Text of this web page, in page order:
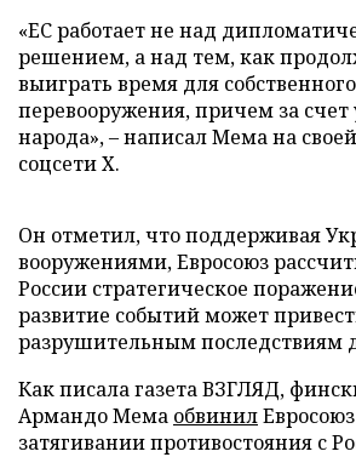
«ЕС работает не над
решением, а над тем, как
выиграть время для собственного
перевооружения, причем за счет
народа», – написал Мема на
соцсети Х.
Он отметил, что поддерживая
вооружениями, Евросоюз
России стратегическое
развитие событий может
разрушительным последствиям
Как писала газета ВЗГЛЯД,
Армандо Мема обвинил
затягивании противостояния с